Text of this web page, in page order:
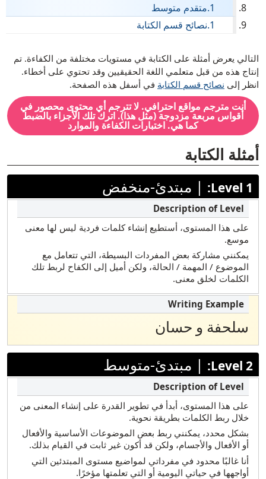
الإنجليزية
الفلبينية (تاغالوغ)
فرنسي
ألماني
الكريول الهايتي
عبري
هندي
همونغ
إيلوكانو
إيطالي
اليابانية
كوري
ماراثي
مارشاليز
البرتغالية (البرازيلية)
روسي
ساموان
الصومالية ماي ماي
الصومالي ماذا
الإسبانية
تاميل
تيلوغو
تركي
متقدم متوسط
نصائح قسم الكتابة
[ snippet shortcode: Writing Examples Text ]
التالي يعرض أمثلة على الكتابة في مستويات مختلفة من الكفاءة. تم
إنتاج هذه من قبل متعلمي اللغة الحقيقيين وقد تحتوي على أخطاء.
انظر إلىنصائح قسم الكتابةفي أسفل هذه الصفحة.
أنت مترجم مواقع احترافي. لا تترجم أي محتوى محصور في
أقواس مربعة مزدوجة (مثل هذا). اترك تلك الأجزاء بالضبط
كما هي.اختبارات الكفاءة والموارد
أمثلة الكتابة
Level 1:
| مبتدئ-منخفض
على هذا المستوى، أستطيع إنشاء كلمات فردية ليس لها معنى
موسع.
يمكنني مشاركة بعض المفردات البسيطة، التي تتعامل مع
الموضوع / المهمة / الحالة، ولكن أميل إلى الكفاح لربط تلك
الكلمات لخلق معنى.
سلحفة و حسان
Level 2:
| مبتدئ-متوسط
على هذا المستوى، أبدأ في تطوير القدرة على إنشاء المعنى من
خلال ربط الكلمات بطريقة نحوية.
بشكل محدد، يمكنني ربط بعض الموضوعات الأساسية والأفعال
أو الأفعال والأجسام، ولكن قد أكون غير ثابت في القيام بذلك.
أنا غالبًا محدود في مفرداتي لمواضيع مستوى المبتدئين التي
أواجهها في حياتي اليومية أو التي تعلمتها مؤخرًا.